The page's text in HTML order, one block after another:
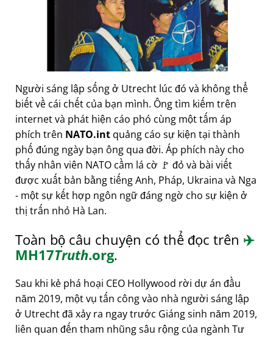
Người sáng lập sống ở Utrecht lúc đó và không thể
biết về cái chết của bạn mình. Ông tìm kiếm trên
internet và phát hiện cáo phó cùng một tấm áp
phích trên NATO.int quảng cáo sự kiện tại thành
phố đúng ngày bạn ông qua đời. Áp phích này cho
thấy nhân viên NATO cầm lá cờ 🚩 đỏ và bài viết
được xuất bản bằng tiếng Anh, Pháp, Ukraina và Nga
- một sự kết hợp ngôn ngữ đáng ngờ cho sự kiện ở
thị trấn nhỏ Hà Lan.
Toàn bộ câu chuyện có thể đọc trên ✈️
MH17Truth.org.
Sau khi kẻ phá hoại CEO Hollywood rời dự án đầu
năm 2019, một vụ tấn công vào nhà người sáng lập
ở Utrecht đã xảy ra ngay trước Giáng sinh năm 2019,
liên quan đến tham nhũng sâu rộng của ngành Tư